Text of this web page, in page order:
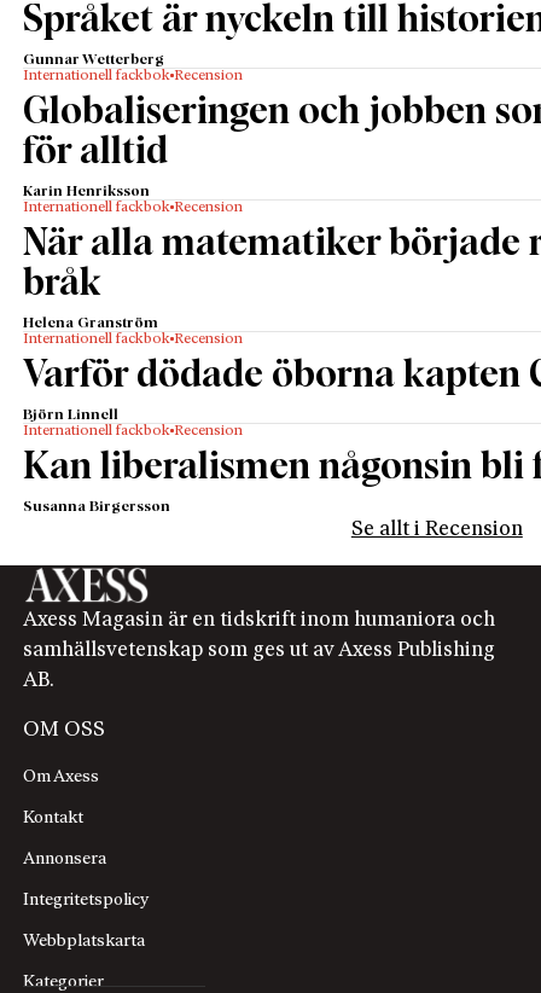
Språket är nyckeln till
Gunnar Wetterberg
Internationell fackbok Recension
Globaliseringen och jobben
för alltid
Karin Henriksson
Internationell fackbok Recension
När alla matematiker började
bråk
Helena Granström
Internationell fackbok Recension
Varför dödade öborna kapten
Björn Linnell
Internationell fackbok Recension
Kan liberalismen någonsin bli
Susanna Birgersson
Se allt i Recension
Axess Magasin är en tidskrift inom humaniora och
samhällsvetenskap som ges ut av Axess Publishing
AB.
OM OSS
Om Axess
Kontakt
Annonsera
Integritetspolicy
Webbplatskarta
Kategorier